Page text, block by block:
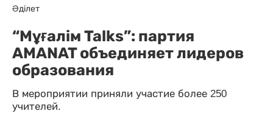
Әділет
“Mұғалім Talks”: партия
AMANAT объединяет лидеров
образования
В мероприятии приняли участие более 250
учителей.